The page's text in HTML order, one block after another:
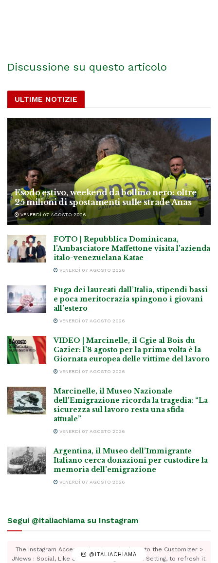
Discussione su questo articolo
ULTIME NOTIZIE
Esodo estivo, weekend da bollino nero: oltre
25 milioni di spostamenti sulle strade Anas
VENERDÌ 07 AGOSTO 2026
FOTO | Repubblica Dominicana,
l’Ambasciatore Maffettone visita l’azienda
italo-venezuelana Katae
VENERDÌ 07 AGOSTO 2026
Fuga dei laureati dall’Italia, stipendi bassi
e poca meritocrazia spingono i giovani
all’estero
VENERDÌ 07 AGOSTO 2026
VIDEO | Marcinelle, il Cgie al Bois du
Cazier: l’8 agosto per la prima volta è la
Giornata europea delle vittime del lavoro
VENERDÌ 07 AGOSTO 2026
Marcinelle, il Museo Nazionale
dell’Emigrazione ricorda la tragedia: “La
sicurezza sul lavoro resta una sfida
attuale”
VENERDÌ 07 AGOSTO 2026
Argentina, il Museo dell’Immigrante
Italiano cerca donazioni per custodire la
memoria dell’emigrazione
VENERDÌ 07 AGOSTO 2026
Segui @italiachiama su Instagram
@ITALIACHIAMA
The Instagram Access Token is expired, Go to the Customizer >
JNews : Social, Like & View > Instagram Feed Setting, to refresh it.